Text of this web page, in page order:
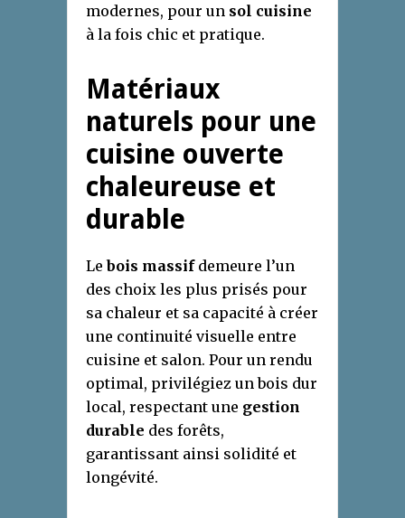
modernes, pour un sol cuisine
à la fois chic et pratique.
Matériaux
naturels pour une
cuisine ouverte
chaleureuse et
durable
Lebois massifdemeure l’un
des choix les plus prisés pour
sa chaleur et sa capacité à créer
une continuité visuelle entre
cuisine et salon. Pour un rendu
optimal, privilégiez un bois dur
local, respectant une gestion
durable des forêts,
garantissant ainsi solidité et
longévité.